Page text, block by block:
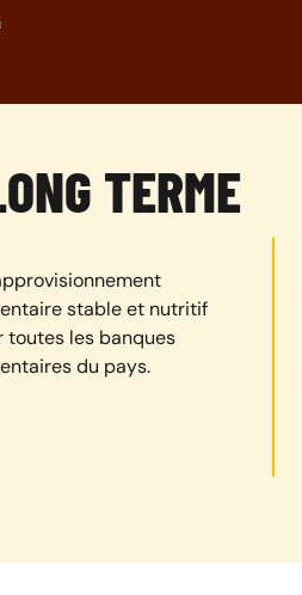
TERME
stable et nutritif
toutes les banques
du pays.